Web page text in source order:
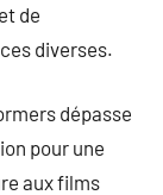
de
diverses.
dépasse
pour une
aux films